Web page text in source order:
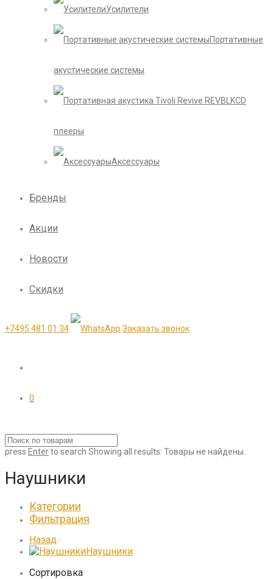
Усилители
Портативные
акустические системы
CD
плееры
Аксессуары
Бренды
Акции
Новости
Скидки
+7495 481 01 34 Заказать звонок
0
press Enterto search Showing all results: Товары не найдены.
Наушники
Категории
Фильтрация
Назад⁄
Наушники
Сортировка